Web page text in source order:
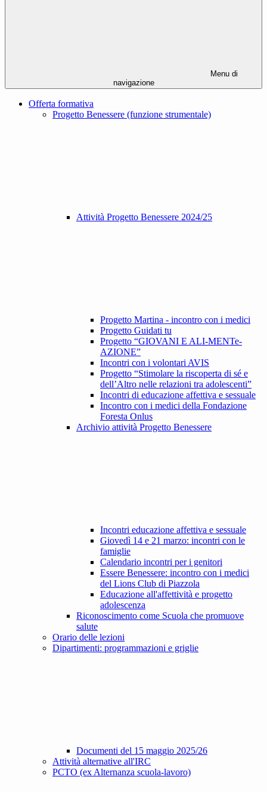
Menu di
navigazione
Offerta formativa
Progetto Benessere (funzione strumentale)
Attività Progetto Benessere 2024/25
Progetto Martina - incontro con i medici
Progetto Guidati tu
Progetto “GIOVANI E ALI-MENTe-
AZIONE”
Incontri con i volontari AVIS
Progetto “Stimolare la riscoperta di sé e
dell’Altro nelle relazioni tra adolescenti”
Incontri di educazione affettiva e sessuale
Incontro con i medici della Fondazione
Foresta Onlus
Archivio attività Progetto Benessere
Incontri educazione affettiva e sessuale
Giovedì 14 e 21 marzo: incontri con le
famiglie
Calendario incontri per i genitori
Essere Benessere: incontro con i medici
del Lions Club di Piazzola
Educazione all'affettività e progetto
adolescenza
Riconoscimento come Scuola che promuove
salute
Orario delle lezioni
Dipartimenti: programmazioni e griglie
Documenti del 15 maggio 2025/26
Attività alternative all'IRC
PCTO (ex Alternanza scuola-lavoro)